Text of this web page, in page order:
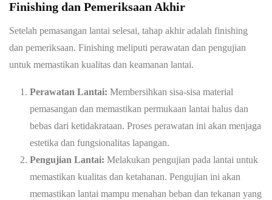
Finishing dan Pemeriksaan Akhir
Setelah pemasangan lantai selesai, tahap akhir adalah finishing
dan pemeriksaan. Finishing meliputi perawatan dan pengujian
untuk memastikan kualitas dan keamanan lantai.
Perawatan Lantai: Membersihkan sisa-sisa material
pemasangan dan memastikan permukaan lantai halus dan
bebas dari ketidakrataan. Proses perawatan ini akan menjaga
estetika dan fungsionalitas lapangan.
Pengujian Lantai: Melakukan pengujian pada lantai untuk
memastikan kualitas dan ketahanan. Pengujian ini akan
memastikan lantai mampu menahan beban dan tekanan yang